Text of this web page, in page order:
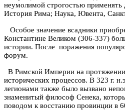
неумолимой строгостью применять
История Рима; Наука, Ювента,
Особое значение всадники
Константине Великом (306-337)
истории. После поражения
форум.
В Римской Империи на протяжении
исторических процессов. В 323 г.
легионами также было вызвано
знаменитый философ Сенека,
поводом к восстанию провинции в